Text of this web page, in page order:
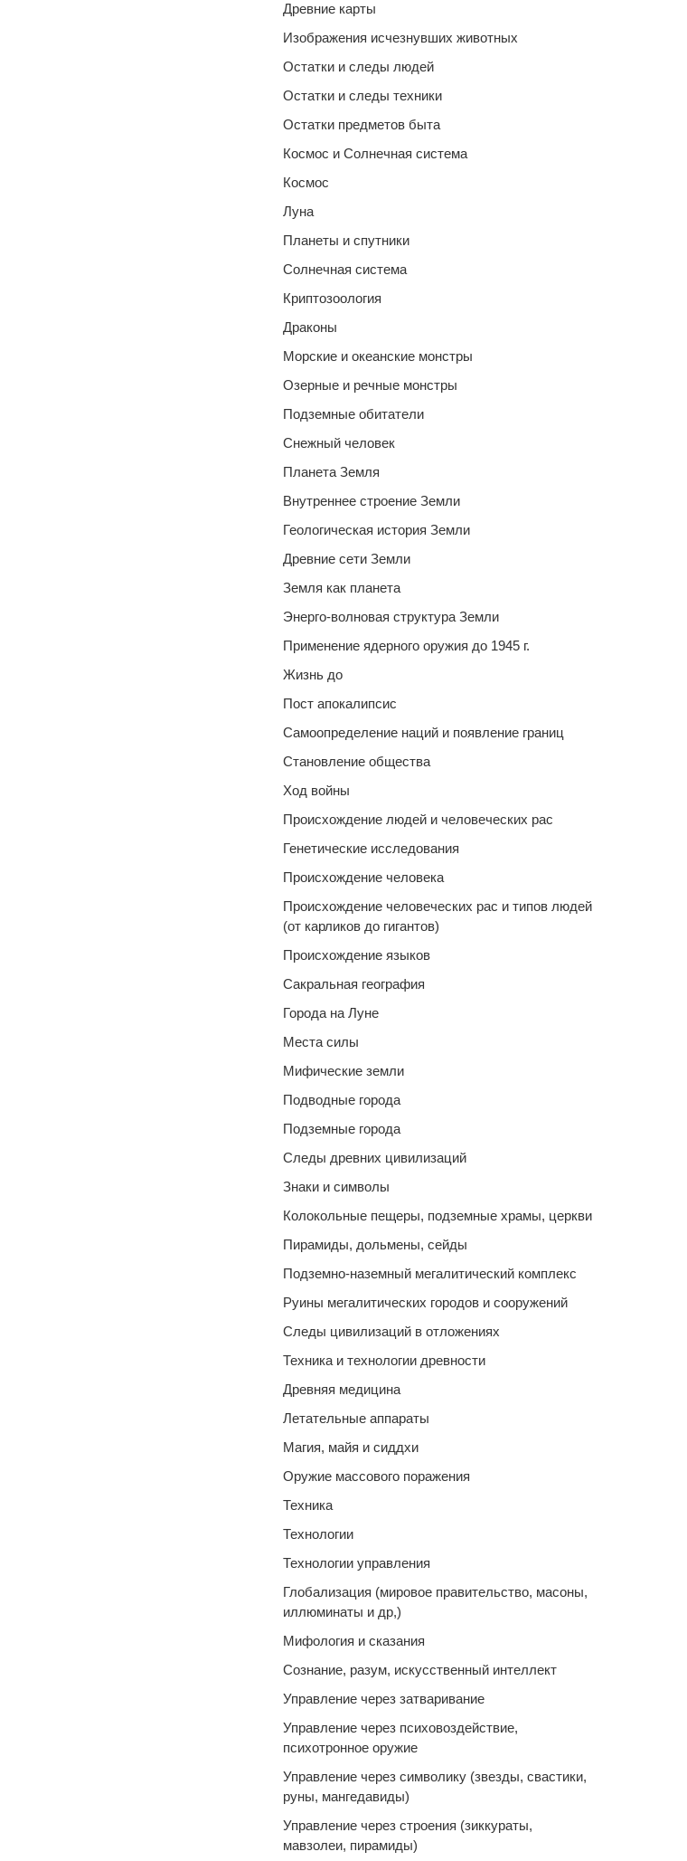
Древние карты
Изображения исчезнувших животных
Остатки и следы людей
Остатки и следы техники
Остатки предметов быта
Космос и Солнечная система
Космос
Луна
Планеты и спутники
Солнечная система
Криптозоология
Драконы
Морские и океанские монстры
Озерные и речные монстры
Подземные обитатели
Снежный человек
Планета Земля
Внутреннее строение Земли
Геологическая история Земли
Древние сети Земли
Земля как планета
Энерго-волновая структура Земли
Применение ядерного оружия до 1945 г.
Жизнь до
Пост апокалипсис
Самоопределение наций и появление границ
Становление общества
Ход войны
Происхождение людей и человеческих рас
Генетические исследования
Происхождение человека
Происхождение человеческих рас и типов людей
(от карликов до гигантов)
Происхождение языков
Сакральная география
Города на Луне
Места силы
Мифические земли
Подводные города
Подземные города
Следы древних цивилизаций
Знаки и символы
Колокольные пещеры, подземные храмы, церкви
Пирамиды, дольмены, сейды
Подземно-наземный мегалитический комплекс
Руины мегалитических городов и сооружений
Следы цивилизаций в отложениях
Техника и технологии древности
Древняя медицина
Летательные аппараты
Магия, майя и сиддхи
Оружие массового поражения
Техника
Технологии
Технологии управления
Глобализация (мировое правительство, масоны,
иллюминаты и др,)
Мифология и сказания
Сознание, разум, искусственный интеллект
Управление через затваривание
Управление через психовоздействие,
психотронное оружие
Управление через символику (звезды, свастики,
руны, мангедавиды)
Управление через строения (зиккураты,
мавзолеи, пирамиды)